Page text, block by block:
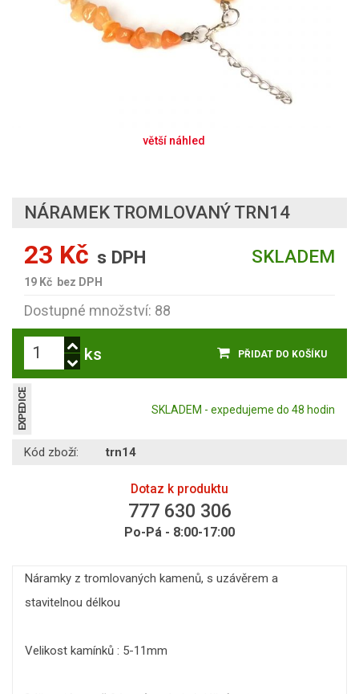
NÁRAMEK TROMLOVANÝ TRN14
SKLADEM
23 Kč s DPH
19 Kč bez DPH
Dostupné množství: 88
ks PŘIDAT DO KOŠÍKU
EXPEDICE SKLADEM - expedujeme do 48 hodin
Kód zboží: trn14
Dotaz k produktu
777 630 306
Po-Pá - 8:00-17:00
Náramky z tromlovaných kamenů, s uzávěrem a
stavitelnou délkou
Velikost kamínků : 5-11mm